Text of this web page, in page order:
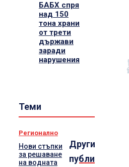
БАБХ спря
над 150
тона храни
от трети
държави
заради
нарушения
Теми
Регионално
Нови стъпки
за решаване
на водната
Други
публикации